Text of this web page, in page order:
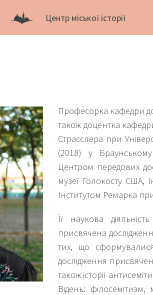
Центр міської історії
Професорка кафедри
також доцентка
Страсслера при
(2018) у Браунському
Центром передових
музеї Голокосту США,
Інститутом Ремарка
Її наукова
присвячена
тих, що
дослідження
також історії
Відень: